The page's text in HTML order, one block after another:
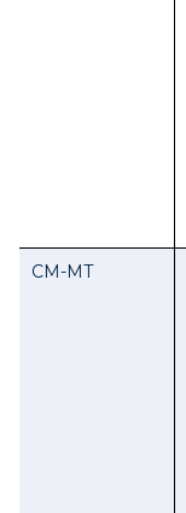
СМ-МТ